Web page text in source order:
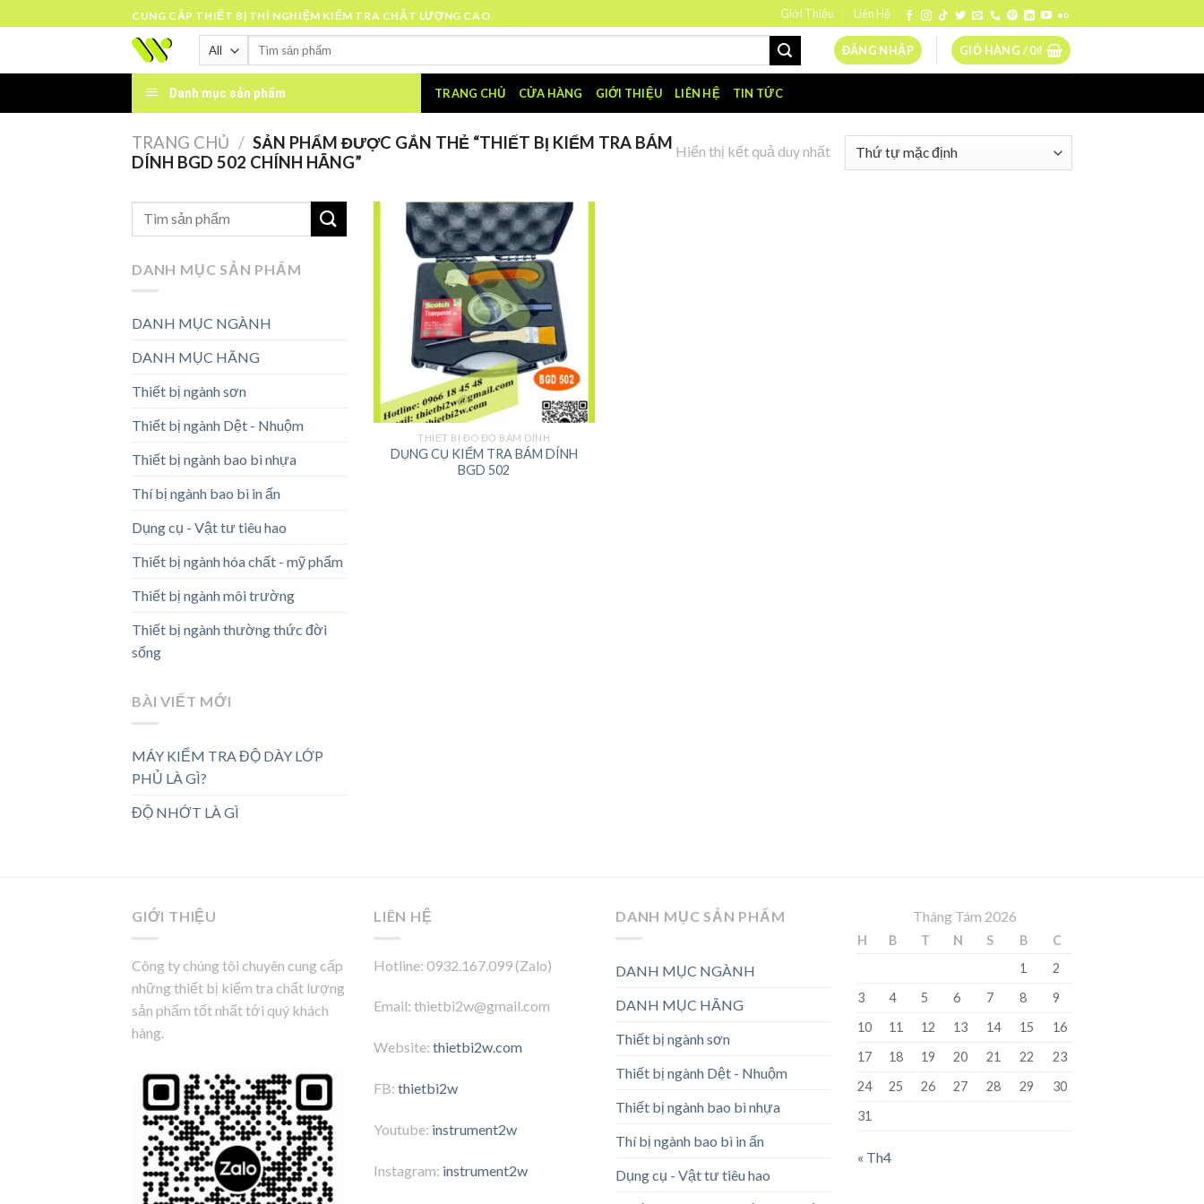
to
CUNG CẤP THIẾT BỊ THÍ NGHIỆM KIỂM TRA CHẤT LƯỢNG CAO Giới Thiệu Liên Hệ
Tìm
ĐĂNG NHẬP GIỎ HÀNG /0₫
Danh mục sản phẩm TRANG CHỦ CỬA HÀNG GIỚI THIỆU LIÊN HỆ TIN TỨC
TRANG CHỦ / SẢN PHẨM ĐƯỢC GẮN THẺ “THIẾT BỊ KIỂM TRA BÁM
DÍNH BGD 502 CHÍNH HÃNG”
Hiển thị kết quả duy nhất
DANH MỤC SẢN PHẨM
DANH MỤC NGÀNH
DANH MỤC HÃNG
Thiết bị ngành sơn
Thiết bị ngành Dệt - Nhuộm
Thiết bị ngành bao bì nhựa
Thí bị ngành bao bì in ấn
Dụng cụ - Vật tư tiêu hao
Thiết bị ngành hóa chất - mỹ phẩm
Thiết bị ngành môi trường
Thiết bị ngành thường thức đời
sống
BÀI VIẾT MỚI
MÁY KIỂM TRA ĐỘ DÀY LỚP
PHỦ LÀ GÌ?
ĐỘ NHỚT LÀ GÌ
THIẾT BỊ ĐO ĐỘ BÁM DÍNH
DỤNG CỤ KIỂM TRA BÁM DÍNH
BGD 502
GIỚI THIỆU
Công ty chúng tôi chuyên cung cấp
những thiết bị kiểm tra chất lượng
sản phẩm tốt nhất tới quý khách
hàng.
LIÊN HỆ
Hotline: 0932.167.099 (Zalo)
Email: thietbi2w@gmail.com
Website: thietbi2w.com
FB: thietbi2w
Youtube: instrument2w
Instagram: instrument2w
DANH MỤC SẢN PHẨM
DANH MỤC NGÀNH
DANH MỤC HÃNG
Thiết bị ngành sơn
Thiết bị ngành Dệt - Nhuộm
Thiết bị ngành bao bì nhựa
Thí bị ngành bao bì in ấn
Dụng cụ - Vật tư tiêu hao
Tháng Tám 2026
H B T N S B
C
1
2
3
4 5 6 7 8
9
10
11 12 13 14 15
16
17
18 19 20 21 22
23
24
25 26 27 28 29
30
31
« Th4